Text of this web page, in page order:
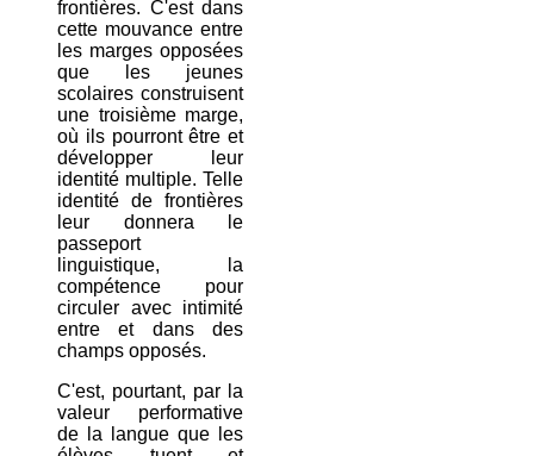
frontières. C'est dans
cette mouvance entre
les marges opposées
que les jeunes
scolaires construisent
une troisième marge,
où ils pourront être et
développer leur
identité multiple. Telle
identité de frontières
leur donnera le
passeport
linguistique, la
compétence pour
circuler avec intimité
entre et dans des
champs opposés.
C'est, pourtant, par la
valeur performative
de la langue que les